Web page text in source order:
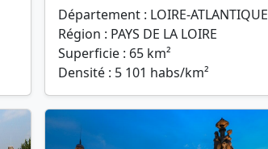
Département : LOIRE-ATLANTIQUE
Région : PAYS DE LA LOIRE
Superficie : 65 km²
Densité : 5 101 habs/km²